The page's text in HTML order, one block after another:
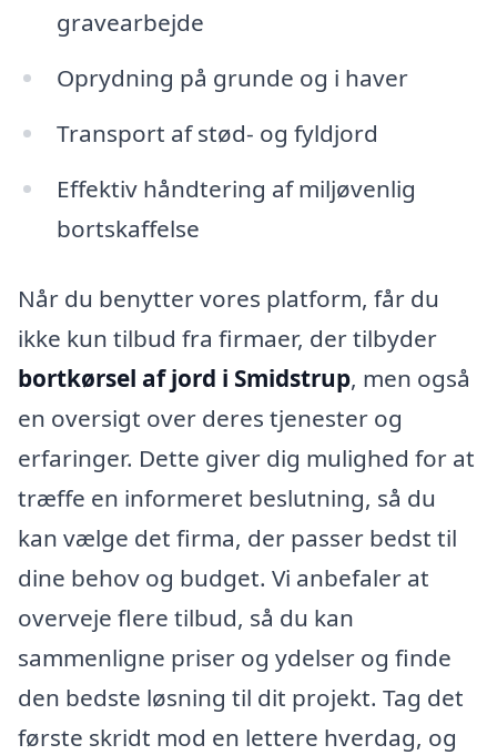
gravearbejde
Oprydning på grunde og i haver
Transport af stød- og fyldjord
Effektiv håndtering af miljøvenlig
bortskaffelse
Når du benytter vores platform, får du
ikke kun tilbud fra firmaer, der tilbyder
bortkørsel af jord i Smidstrup, men også
en oversigt over deres tjenester og
erfaringer. Dette giver dig mulighed for at
træffe en informeret beslutning, så du
kan vælge det firma, der passer bedst til
dine behov og budget. Vi anbefaler at
overveje flere tilbud, så du kan
sammenligne priser og ydelser og finde
den bedste løsning til dit projekt. Tag det
første skridt mod en lettere hverdag, og